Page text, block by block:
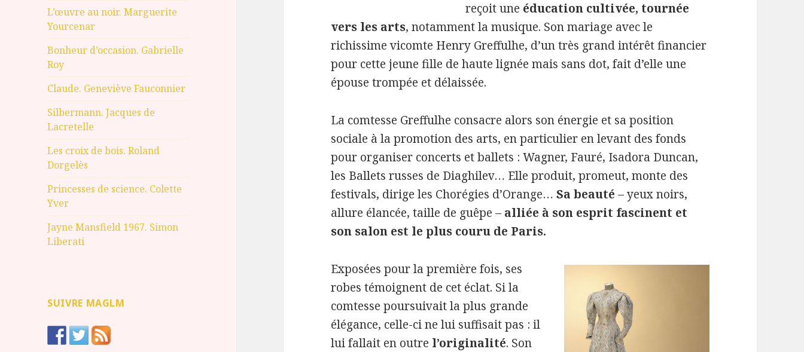
L’œuvre au noir. Marguerite
Yourcenar
Bonheur d’occasion. Gabrielle
Roy
Claude. Geneviève Fauconnier
Silbermann. Jacques de
Lacretelle
Les croix de bois. Roland
Dorgelès
Princesses de science. Colette
Yver
Jayne Mansfield 1967. Simon
Liberati
SUIVRE MAGLM
reçoit une éducation cultivée, tournée
vers les arts, notamment la musique. Son mariage avec le
richissime vicomte Henry Greffulhe, d’un très grand intérêt financier
pour cette jeune fille de haute lignée mais sans dot, fait d’elle une
épouse trompée et délaissée.
La comtesse Greffulhe consacre alors son énergie et sa position
sociale à la promotion des arts, en particulier en levant des fonds
pour organiser concerts et ballets : Wagner, Fauré, Isadora Duncan,
les Ballets russes de Diaghilev… Elle produit, promeut, monte des
festivals, dirige les Chorégies d’Orange…Sa beauté – yeux noirs,
allure élancée, taille de guêpe – alliée à son esprit fascinent et
son salon est le plus couru de Paris.
Exposées pour la première fois, ses
robes témoignent de cet éclat. Si la
comtesse poursuivait la plus grande
élégance, celle-ci ne lui suffisait pas : il
lui fallait en outre l’originalité. Son